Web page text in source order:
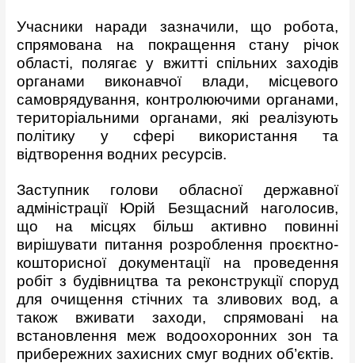
Учасники наради зазначили, що робота,
спрямована на покращення стану річок
області, полягає у вжитті спільних заходів
органами виконавчої влади, місцевого
самоврядування, контролюючими органами,
територіальними органами, які реалізують
політику у сфері використання та
відтворення водних ресурсів.
Заступник голови обласної державної
адміністрації Юрій Безщасний наголосив,
що на місцях більш активно повинні
вирішувати питання розроблення проєктно-
кошторисної документації на проведення
робіт з будівництва та реконструкції споруд
для очищення стічних та зливових вод, а
також вживати заходи, спрямовані на
встановлення меж водоохоронних зон та
прибережних захисних смуг водних об’єктів.